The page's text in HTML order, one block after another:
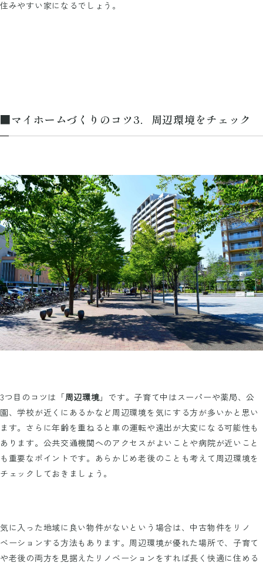
住みやすい家になるでしょう。
■マイホームづくりのコツ3．周辺環境をチェック
3つ目のコツは「周辺環境」です。子育て中はスーパーや薬局、公
園、学校が近くにあるかなど周辺環境を気にする方が多いかと思い
ます。さらに年齢を重ねると車の運転や遠出が大変になる可能性も
あります。公共交通機関へのアクセスがよいことや病院が近いこと
も重要なポイントです。あらかじめ老後のことも考えて周辺環境を
チェックしておきましょう。
気に入った地域に良い物件がないという場合は、中古物件をリノ
ベーションする方法もあります。周辺環境が優れた場所で、子育て
や老後の両方を見据えたリノベーションをすれば長く快適に住める